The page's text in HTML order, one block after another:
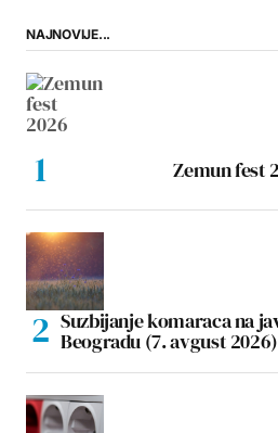
NAJNOVIJE...
Zemun fest
Suzbijanje komaraca na
Beogradu (7. avgust 2026)